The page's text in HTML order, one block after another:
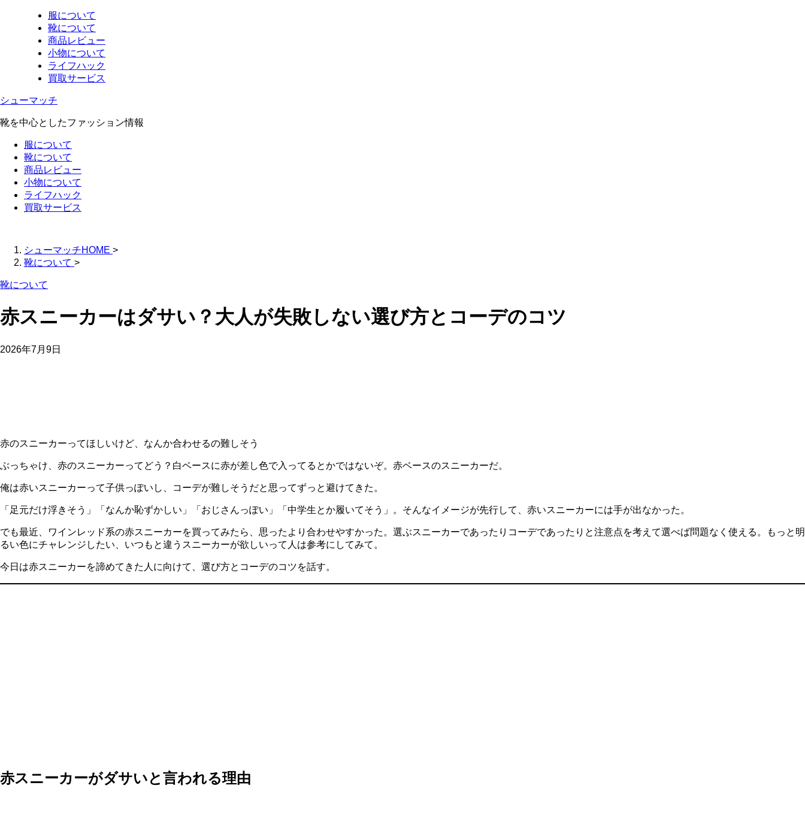
服について
靴について
商品レビュー
小物について
ライフハック
買取サービス
シューマッチ
靴を中心としたファッション情報
服について
靴について
商品レビュー
小物について
ライフハック
買取サービス
シューマッチHOME >
靴について >
靴について
赤スニーカーはダサい？大人が失敗しない選び方とコーデのコツ
2026年7月9日
赤のスニーカーってほしいけど、なんか合わせるの難しそう
ぶっちゃけ、赤のスニーカーってどう？白ベースに赤が差し色で入ってるとかではないぞ。赤ベースのスニーカーだ。
俺は赤いスニーカーって子供っぽいし、コーデが難しそうだと思ってずっと避けてきた。
「足元だけ浮きそう」「なんか恥ずかしい」「おじさんっぽい」「中学生とか履いてそう」。そんなイメージが先行して、赤いスニーカーには手が出なかった。
でも最近、ワインレッド系の赤スニーカーを買ってみたら、思ったより合わせやすかった。選ぶスニーカーであったりコーデであったりと注意点を考えて選べば問題なく使える。もっと明
るい色にチャレンジしたい、いつもと違うスニーカーが欲しいって人は参考にしてみて。
今日は赤スニーカーを諦めてきた人に向けて、選び方とコーデのコツを話す。
赤スニーカーがダサいと言われる理由